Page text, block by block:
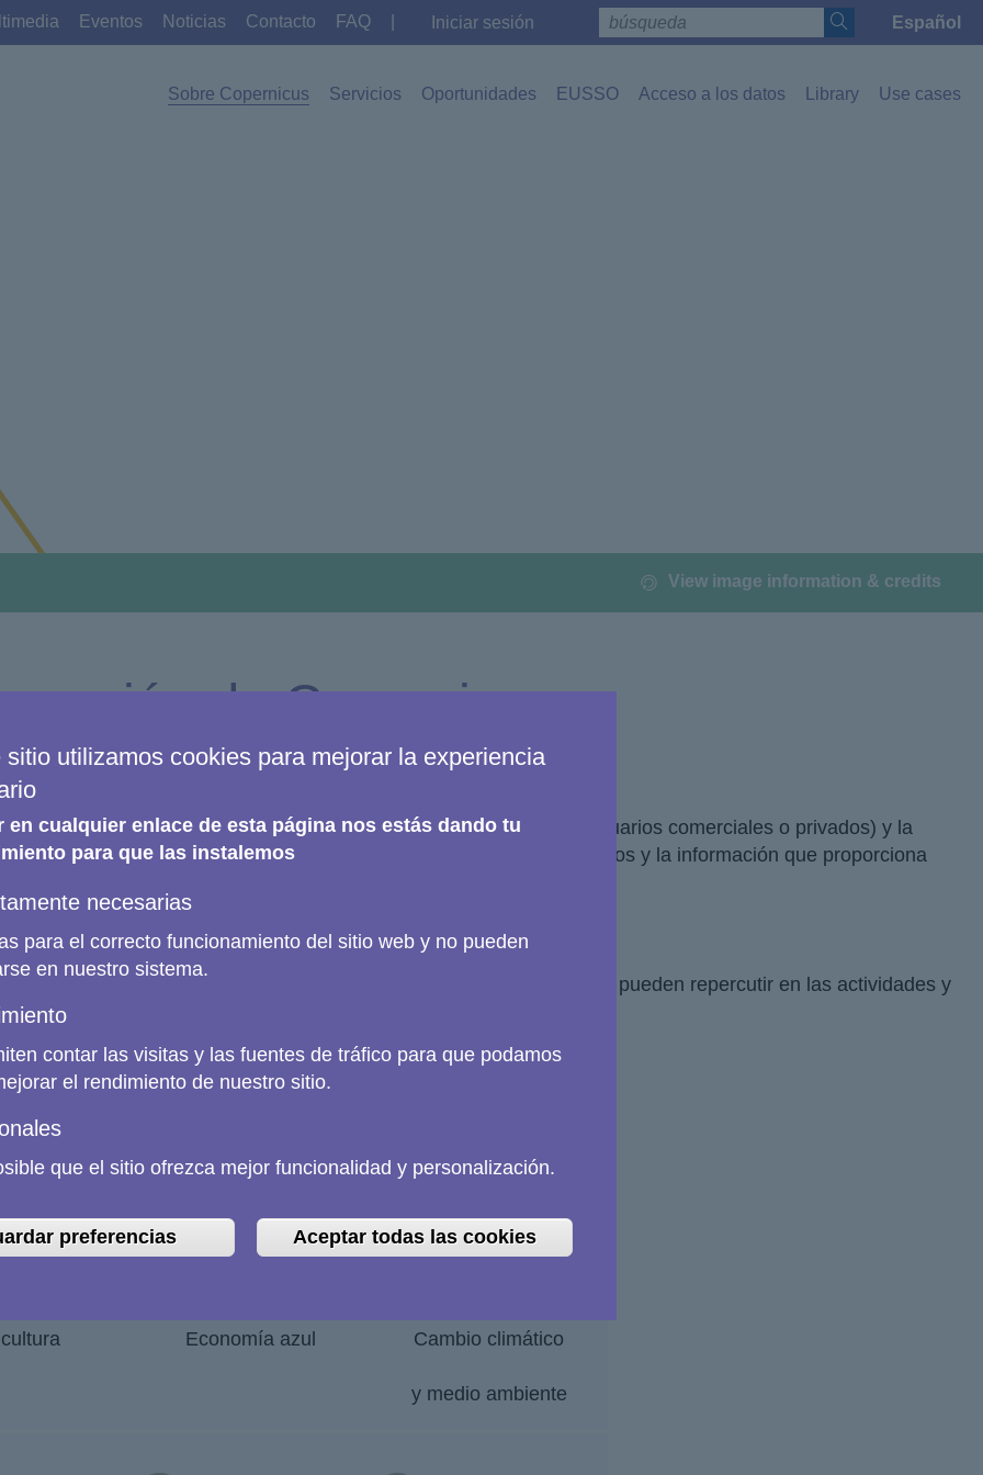
Eventos Noticias Contacto FAQ Iniciar sesión
Español
Toggle
Sobre Copernicus Servicios Oportunidades EUSSO Acceso a los datos Library Use cases
View image information & credits
de Copernicus
europea (ya se trate de responsables políticos, investigadores o usuarios comerciales o privados) y la
internacional pueden aprovechar de muchas maneras los datos y la información que proporciona
hace posible un abanico de aplicaciones no espaciales que pueden repercutir en las actividades y
cotidianas de empresas y organizaciones.
Economía azul Cambio climático
y medio ambiente
sitio utilizamos cookies para mejorar la experiencia
en cualquier enlace de esta página nos estás dando tu
para que las instalemos
necesarias
para el correcto funcionamiento del sitio web y no pueden
en nuestro sistema.
contar las visitas y las fuentes de tráfico para que podamos
el rendimiento de nuestro sitio.
que el sitio ofrezca mejor funcionalidad y personalización.
preferencias Aceptar todas las cookies